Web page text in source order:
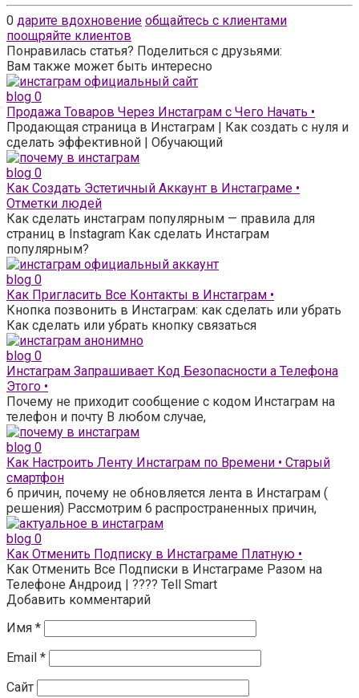
0 дарите вдохновение общайтесь с клиентами
поощряйте клиентов
Понравилась статья? Поделиться с друзьями:
Вам также может быть интересно
blog 0
Продажа Товаров Через Инстаграм с Чего Начать •
Продающая страница в Инстаграм | Как создать с нуля и
сделать эффективной | Обучающий
blog 0
Как Создать Эстетичный Аккаунт в Инстаграме •
Отметки людей
Как сделать инстаграм популярным — правила для
страниц в Instagram Как сделать Инстаграм
популярным?
blog 0
Как Пригласить Все Контакты в Инстаграм •
Кнопка позвонить в Инстаграм: как сделать или убрать
Как сделать или убрать кнопку связаться
blog 0
Инстаграм Запрашивает Код Безопасности а Телефона
Этого •
Почему не приходит сообщение с кодом Инстаграм на
телефон и почту В любом случае,
blog 0
Как Настроить Ленту Инстаграм по Времени • Старый
смартфон
6 причин, почему не обновляется лента в Инстаграм (
решения) Рассмотрим 6 распространенных причин,
blog 0
Как Отменить Подписку в Инстаграме Платную •
Как Отменить Все Подписки в Инстаграме Разом на
Телефоне Андроид | ???? Tell Smart
Добавить комментарий
Имя *
Email *
Сайт